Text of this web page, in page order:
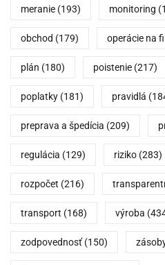
meranie (193) monitoring
obchod (179) operácie na
plán (180) poistenie (217)
poplatky (181) pravidlá
preprava a špedícia (209)
regulácia (129) riziko (283)
rozpočet (216)
transport (168) výroba
zodpovednosť (150)